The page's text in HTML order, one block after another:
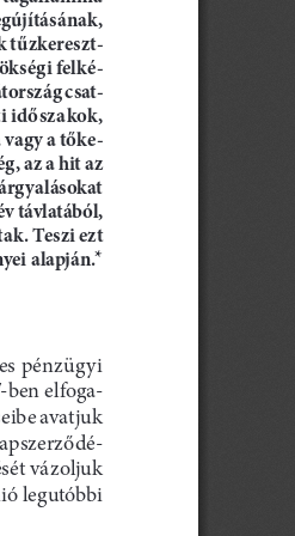
tűzkereszt-
felké-
csat-
időszakok,
a tőke-
az a hit az
távlatából,
Teszi ezt
alapján.*
pénzügyi
ben elfoga-
avatjuk
-
vázoljuk
legutóbbi